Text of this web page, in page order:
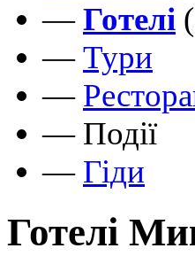
— Готелі
— Тури
—
— Події
— Гіди
Готелі